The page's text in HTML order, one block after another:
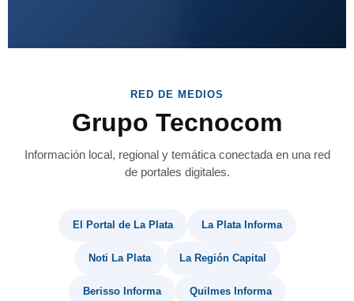
RED DE MEDIOS
Grupo Tecnocom
Información local, regional y temática conectada en una red
de portales digitales.
El Portal de La Plata La Plata Informa
Noti La Plata La Región Capital
Berisso Informa Quilmes Informa